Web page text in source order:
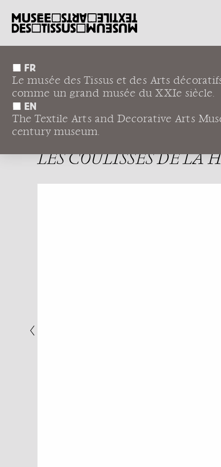
FR
Le musée des Tissus et des Arts
comme un grand musée du XXIe siècle.
EN
The Textile Arts and Decorative Arts
century museum.
←Comprendre Expositions Yves
YVES SAINT
LES COULISSES DE LA